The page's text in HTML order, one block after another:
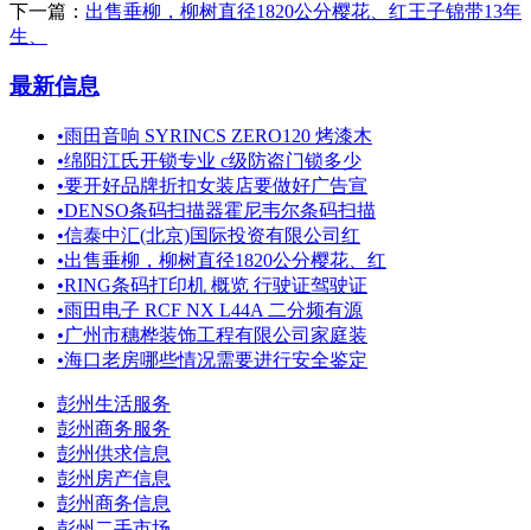
下一篇： 出售垂柳，柳树直径1820公分樱花、红王子锦带13年
生、
最新信息
•雨田音响 SYRINCS ZERO120 烤漆木
•绵阳江氏开锁专业 c级防盗门锁多少
•要开好品牌折扣女装店要做好广告宣
•DENSO条码扫描器霍尼韦尔条码扫描
•信泰中汇(北京)国际投资有限公司红
•出售垂柳，柳树直径1820公分樱花、红
•RING条码打印机 概览 行驶证驾驶证
•雨田电子 RCF NX L44A 二分频有源
•广州市穗桦装饰工程有限公司家庭装
•海口老房哪些情况需要进行安全鉴定
彭州生活服务
彭州商务服务
彭州供求信息
彭州房产信息
彭州商务信息